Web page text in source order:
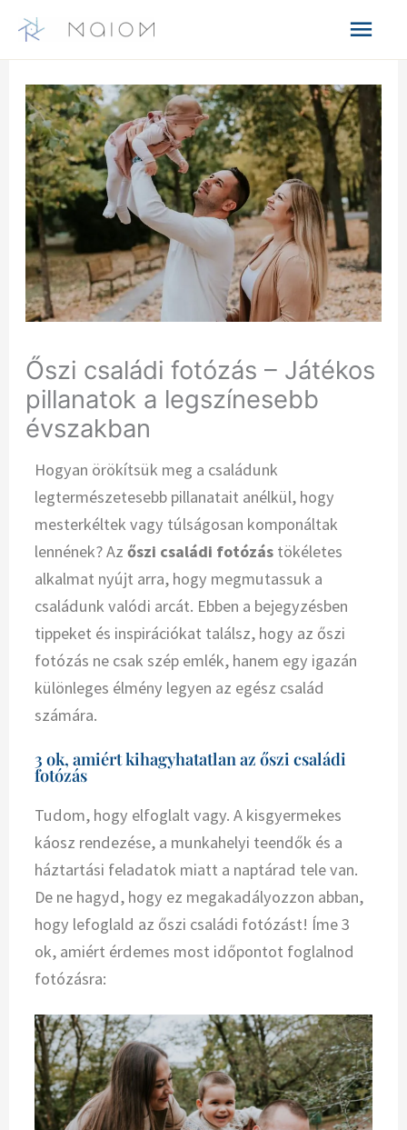
Őszi családi fotózás – Játékos
pillanatok a legszínesebb
évszakban
Hogyan örökítsük meg a családunk
legtermészetesebb pillanatait anélkül, hogy
mesterkéltek vagy túlságosan komponáltak
lennének? Azőszi családi fotózás tökéletes
alkalmat nyújt arra, hogy megmutassuk a
családunk valódi arcát. Ebben a bejegyzésben
tippeket és inspirációkat találsz, hogy az őszi
fotózás ne csak szép emlék, hanem egy igazán
különleges élmény legyen az egész család
számára.
3 ok, amiért kihagyhatatlan az őszi családi
fotózás
Tudom, hogy elfoglalt vagy. A kisgyermekes
káosz rendezése, a munkahelyi teendők és a
háztartási feladatok miatt a naptárad tele van.
De ne hagyd, hogy ez megakadályozzon abban,
hogy lefoglald az őszi családi fotózást! Íme 3
ok, amiért érdemes most időpontot foglalnod
fotózásra: